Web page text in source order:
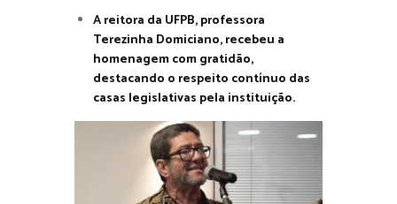
A reitora da UFPB, professora
Terezinha Domiciano, recebeu a
homenagem com gratidão,
destacando o respeito contínuo das
casas legislativas pela instituição.